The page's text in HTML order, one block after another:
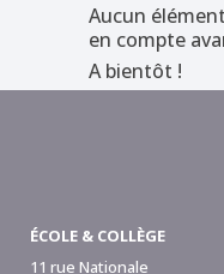
Aucun
en compte
A bientôt !
ÉCOLE & COLLÈGE
11 rue Nationale